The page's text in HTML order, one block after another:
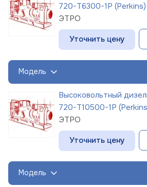
720-Т6300-1Р (Perkins)
ЭТРО
Уточнить цену
Модель
Высоковольтный
720-Т10500-1Р
ЭТРО
Уточнить цену
Модель